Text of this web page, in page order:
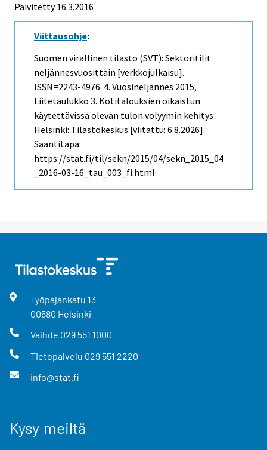
Päivitetty 16.3.2016
Viittausohje:
Suomen virallinen tilasto (SVT): Sektoritilit
neljännesvuosittain [verkkojulkaisu].
ISSN=2243-4976. 4. Vuosineljännes 2015,
Liitetaulukko 3. Kotitalouksien oikaistun
käytettävissä olevan tulon volyymin kehitys .
Helsinki: Tilastokeskus [viitattu: 6.8.2026].
Saantitapa:
https://stat.fi/til/sekn/2015/04/sekn_2015_04
_2016-03-16_tau_003_fi.html
Työpajankatu 13
00580 Helsinki
Vaihde 029 551 1000
Tietopalvelu 029 551 2220
info@stat.fi
Kysy meiltä